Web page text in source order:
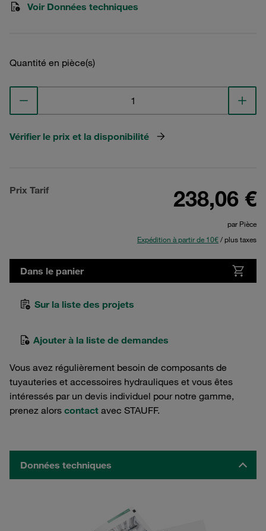
Voir Données techniques
Quantité en pièce(s)
Vérifier le prix et la disponibilité
Prix Tarif 238,06 €
par Pièce
Expédition à partir de 10€/ plus taxes
Dans le panier
Sur la liste des projets
Ajouter à la liste de demandes
Vous avez régulièrement besoin de composants de
tuyauteries et accessoires hydrauliques et vous êtes
intéressés par un devis individuel pour notre gamme,
prenez alors contact avec STAUFF.
Données techniques